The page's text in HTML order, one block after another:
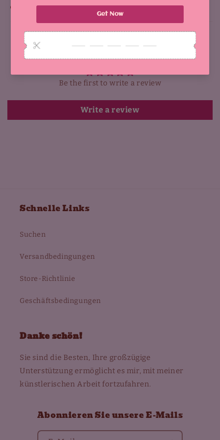
Why You'll Love It:
Be the first to write a review
Write a review
Schnelle Links
Suchen
Versandbedingungen
Store-Richtlinie
Geschäftsbedingungen
Danke schön!
Sie sind die Besten, Ihre großzügige
Unterstützung ermöglicht es mir, mit meiner
künstlerischen Arbeit fortzufahren.
Abonnieren Sie unsere E-Mails